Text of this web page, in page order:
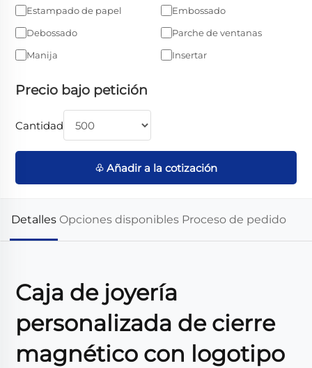
Estampado de papel
Embossado
Debossado
Parche de ventanas
Manija
Insertar
Precio bajo petición
Cantidad
♧ Añadir a la cotización
Detalles Opciones disponibles Proceso de pedido
Caja de joyería
personalizada de cierre
magnético con logotipo